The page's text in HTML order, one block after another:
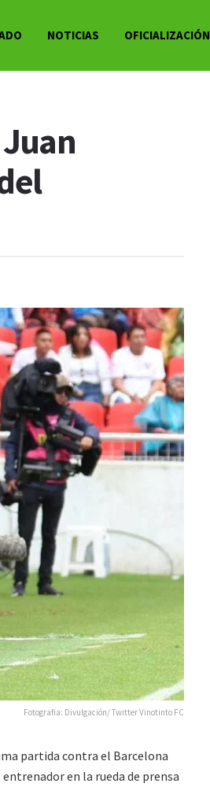
NOTICIAS OFICIALIZACIÓN
Fotografia: Divulgación/ Twitter Vinotinto FC
partida contra el Barcelona
en la rueda de prensa